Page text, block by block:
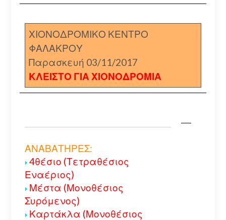
ΧΙΟΝΟΔΡΟΜΙΚΟ ΚΕΝΤΡΟ
ΦΑΛΑΚΡΟΥ
Παρασκευή 03/11/2017
ΚΛΕΙΣΤΟ ΓΙΑ ΧΙΟΝΟΔΡΟΜΙΑ
ΑΝΑΒΑΤΗΡΕΣ:
4θέσιο (Τετραθέσιος
Εναέριος)
Μέστα (Μονοθέσιος
Συρόμενος)
Καρτάκλα (Μονοθέσιος